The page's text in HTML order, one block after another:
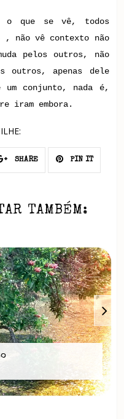
o que se vê, todos
, não vê contexto não
pelos outros, não
outros, apenas dele
um conjunto, nada é,
iram embora.
SHARE PIN IT
TAMBÉM: